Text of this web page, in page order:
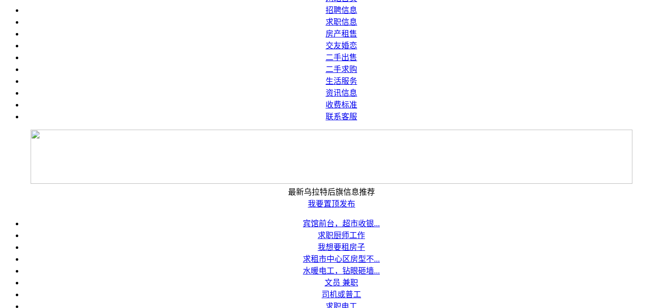
招聘信息
求职信息
房产租售
交友婚恋
二手出售
二手求购
生活服务
资讯信息
收费标准
联系客服
最新乌拉特后旗信息推荐
我要置顶发布
宾馆前台，超市收银...
求职厨师工作
我想要租房子
求租市中心区房型不...
水暖电工，钻眼砸墙...
文员 兼职
司机或普工
求职电工